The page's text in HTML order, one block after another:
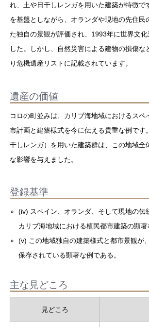
れ、土や日干しレンガを用いた建築が特徴で
を基盤としながら、オランダや現地の先住民
た独自の景観が評価され、1993年に世界文化
した。しかし、自然災害による建物の損傷な
り危機遺産リストに記載されています。
遺産の価値
コロの町並みは、カリブ海地域におけるスペ
市計画と建築様式を今に伝える貴重な例です
干しレンガ）を用いた建築群は、この地域全
な影響を与えました。
登録基準
(iv) スペイン、オランダ、そして現地の伝
カリブ海地域における植民都市建築の顕著
(v) この地域独自の建築様式と都市景観が
保存されている顕著な例である。
主な見どころ
見どころ